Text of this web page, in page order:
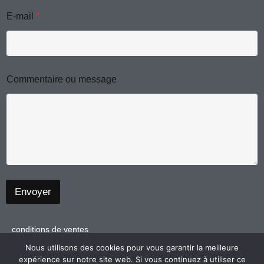
e
E
m
i
E-mail *
Commentaire ou message
Envoyer
conditions de ventes
politique de confidentialité
mentions légales
Nous utilisons des cookies pour vous garantir la meilleure
expérience sur notre site web. Si vous continuez à utiliser ce